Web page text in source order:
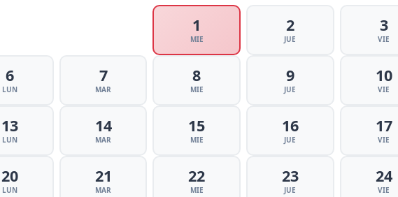
1
MIE
2
JUE
3
VIE
6
LUN
7
MAR
8
MIE
9
JUE
10
VIE
13
LUN
14
MAR
15
MIE
16
JUE
17
VIE
20
LUN
21
MAR
22
MIE
23
JUE
24
VIE